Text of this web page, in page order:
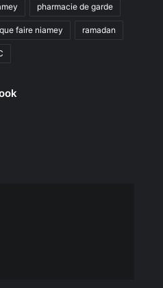
pharmacie de garde
que faire niamey ramadan